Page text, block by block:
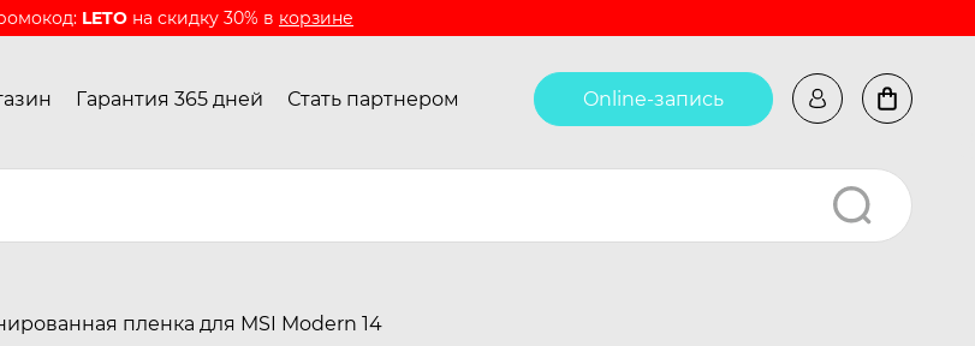
LETO на скидку 30% в корзине
Гарантия 365 дней Стать партнером Online-запись
пленка для MSI Modern 14